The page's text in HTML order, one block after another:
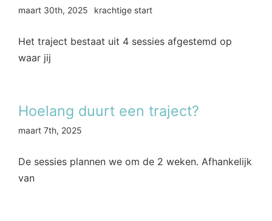
maart 30th, 2025 krachtige start
Het traject bestaat uit 4 sessies afgestemd op
waar jij
Hoelang duurt een traject?
maart 7th, 2025
De sessies plannen we om de 2 weken. Afhankelijk
van